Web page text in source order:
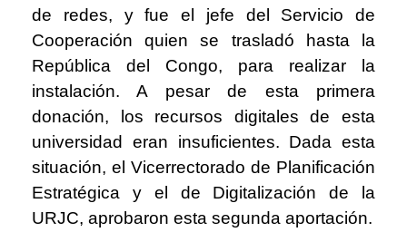
de redes, y fue el jefe del Servicio de
Cooperación quien se trasladó hasta la
República del Congo, para realizar la
instalación. A pesar de esta primera
donación, los recursos digitales de esta
universidad eran insuficientes. Dada esta
situación, el Vicerrectorado de Planificación
Estratégica y el de Digitalización de la
URJC, aprobaron esta segunda aportación.